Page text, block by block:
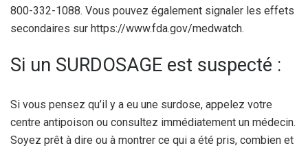
800-332-1088. Vous pouvez également signaler les effets
secondaires sur https://www.fda.gov/medwatch.
Si un SURDOSAGE est suspecté :
Si vous pensez qu’il y a eu une surdose, appelez votre
centre antipoison ou consultez immédiatement un médecin.
Soyez prêt à dire ou à montrer ce qui a été pris, combien et